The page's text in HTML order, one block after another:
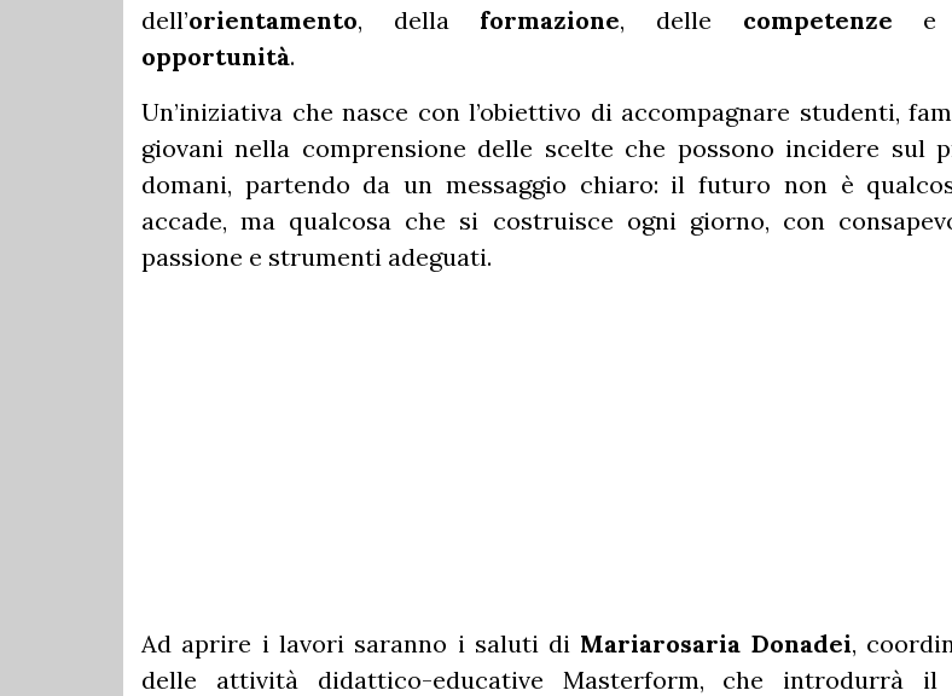
dell’orientamento, della formazione, delle competenze e
opportunità.
Un’iniziativa che nasce con l’obiettivo di accompagnare studenti,
giovani nella comprensione delle scelte che possono incidere sul
domani, partendo da un messaggio chiaro: il futuro non è
accade, ma qualcosa che si costruisce ogni giorno, con
passione e strumenti adeguati.
Ad aprire i lavori saranno i saluti di Mariarosaria Donadei,
delle attività didattico-educative Masterform, che introdurrà il